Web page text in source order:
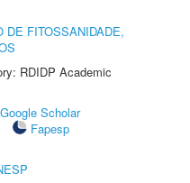
DE FITOSSANIDADE,
RDIDP Academic
Google Scholar
Fapesp